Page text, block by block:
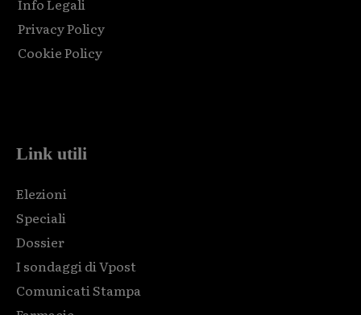
Info Legali
Privacy Policy
Cookie Policy
Link utili
Elezioni
Speciali
Dossier
I sondaggi di Vpost
Comunicati Stampa